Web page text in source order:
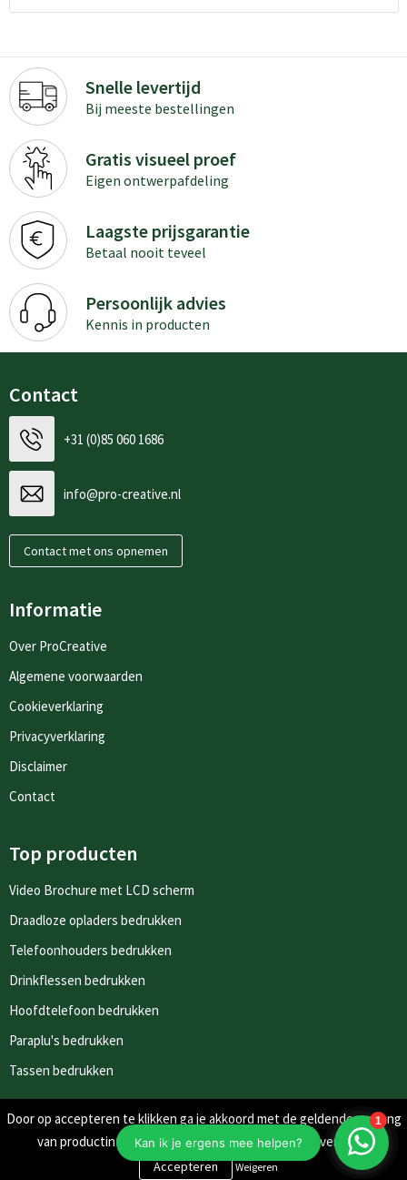
Snelle levertijd
Bij meeste bestellingen
Gratis visueel proef
Eigen ontwerpafdeling
Laagste prijsgarantie
Betaal nooit teveel
Persoonlijk advies
Kennis in producten
Contact
+31 (0)85 060 1686
info@pro-creative.nl
Contact met ons opnemen
Informatie
Over ProCreative
Algemene voorwaarden
Cookieverklaring
Privacyverklaring
Disclaimer
Contact
Top producten
Video Brochure met LCD scherm
Draadloze opladers bedrukken
Telefoonhouders bedrukken
Drinkflessen bedrukken
Hoofdtelefoon bedrukken
Paraplu's bedrukken
Tassen bedrukken
Nieuwsbrieven
Schrijf je in voor onze nieuwsbrief en mis nooit meer één van
Door op accepteren te klikken ga je akkoord met de geldende omgang
van productinformatie zoals op de website wordt vermeld.
Weigeren